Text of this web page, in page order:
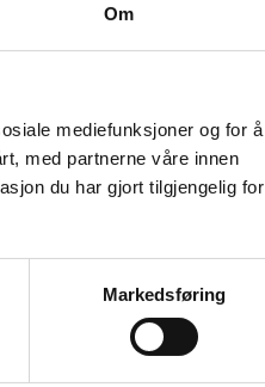
Om
mediefunksjoner og for å
med partnerne våre innen
du har gjort tilgjengelig for
Markedsføring